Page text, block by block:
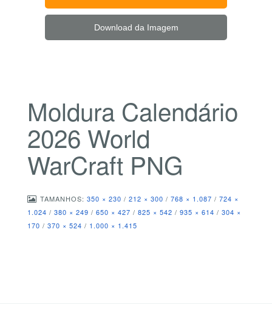
Download da Imagem
Moldura Calendário
2026 World
WarCraft PNG
TAMANHOS: 350 × 230 / 212 × 300 / 768 × 1.087 / 724 ×
1.024 / 380 × 249 / 650 × 427 / 825 × 542 / 935 × 614 / 304 ×
170 / 370 × 524 / 1.000 × 1.415